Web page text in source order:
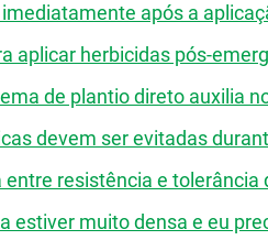
após a
aplicar herbicidas pós-
de plantio direto auxilia
devem ser evitadas
entre resistência e tolerância
estiver muito densa e eu